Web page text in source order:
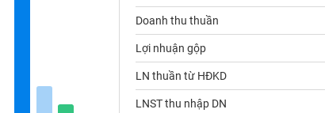
Doanh thu thuần
Lợi nhuận gộp
LN thuần từ HĐKD
LNST thu nhập DN